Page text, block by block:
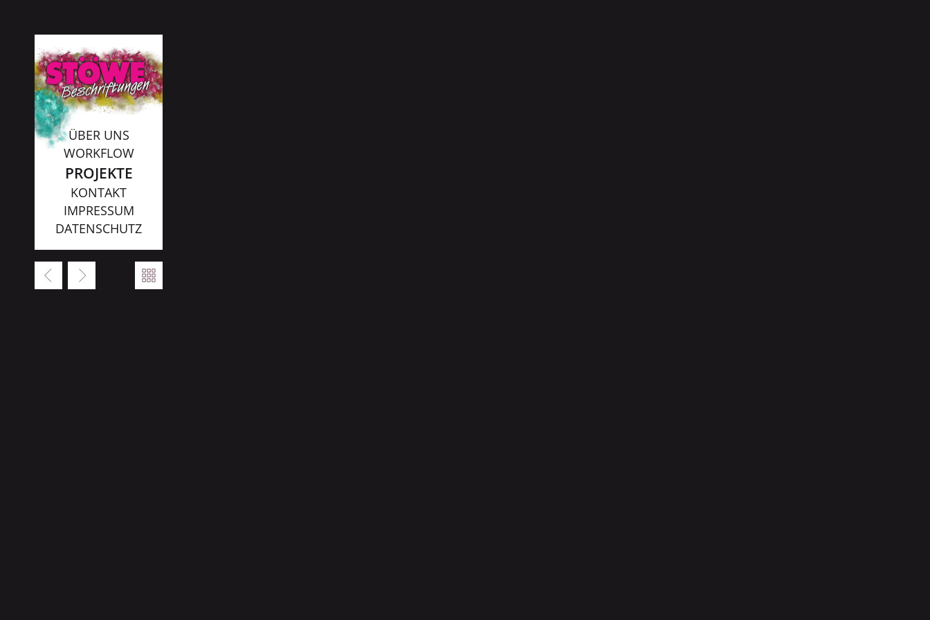
ÜBER UNS
WORKFLOW
PROJEKTE
KONTAKT
IMPRESSUM
DATENSCHUTZ